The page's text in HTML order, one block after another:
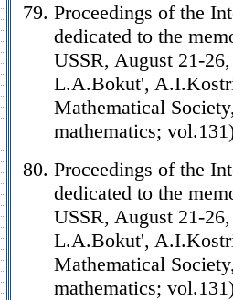
Proceedings of the
dedicated to the
USSR, August 21-
L.A.Bokut',
Mathematical
mathematics;
Proceedings of the
dedicated to the
USSR, August 21-
L.A.Bokut',
Mathematical
mathematics;